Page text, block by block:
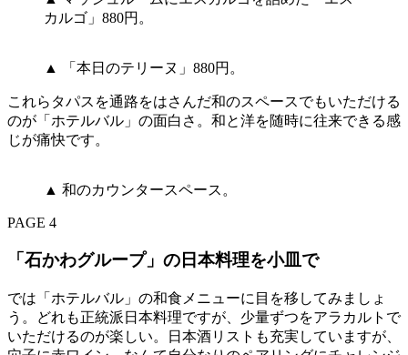
カルゴ」880円。
▲ 「本日のテリーヌ」880円。
これらタパスを通路をはさんだ和のスペースでもいただける
のが「ホテルバル」の面白さ。和と洋を随時に往来できる感
じが痛快です。
▲ 和のカウンタースペース。
PAGE 4
「石かわグループ」の日本料理を小皿で
では「ホテルバル」の和食メニューに目を移してみましょ
う。どれも正統派日本料理ですが、少量ずつをアラカルトで
いただけるのが楽しい。日本酒リストも充実していますが、